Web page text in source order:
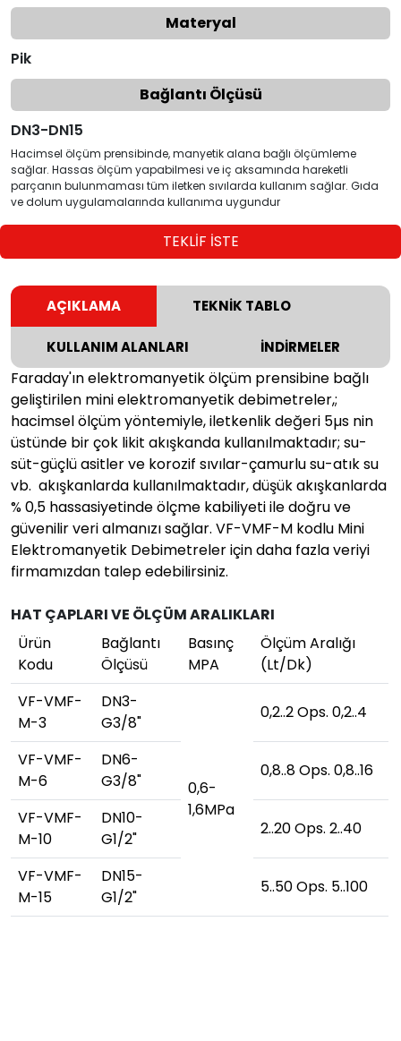
Materyal
Pik
Bağlantı Ölçüsü
DN3-DN15
Hacimsel ölçüm prensibinde, manyetik alana bağlı ölçümleme
sağlar. Hassas ölçüm yapabilmesi ve iç aksamında hareketli
parçanın bulunmaması tüm iletken sıvılarda kullanım sağlar. Gıda
ve dolum uygulamalarında kullanıma uygundur
TEKLİF İSTE
AÇIKLAMA TEKNİK TABLO
KULLANIM ALANLARI İNDİRMELER
Faraday'ın elektromanyetik ölçüm prensibine bağlı
geliştirilen mini elektromanyetik debimetreler,;
hacimsel ölçüm yöntemiyle, iletkenlik değeri 5µs nin
üstünde bir çok likit akışkanda kullanılmaktadır; su-
süt-güçlü asitler ve korozif sıvılar-çamurlu su-atık su
vb. akışkanlarda kullanılmaktadır, düşük akışkanlarda
% 0,5 hassasiyetinde ölçme kabiliyeti ile doğru ve
güvenilir veri almanızı sağlar. VF-VMF-M kodlu Mini
Elektromanyetik Debimetreler için daha fazla veriyi
firmamızdan talep edebilirsiniz.
HAT ÇAPLARI VE ÖLÇÜM ARALIKLARI
Ürün
Kodu
Bağlantı
Ölçüsü
Basınç
MPA
Ölçüm Aralığı
(Lt/Dk)
VF-VMF-
M-3
DN3-
G3/8"
0,6-
1,6MPa
0,2..2 Ops. 0,2..4
VF-VMF-
M-6
DN6-
G3/8"
0,8..8 Ops. 0,8..16
VF-VMF-
M-10
DN10-
G1/2"
2..20 Ops. 2..40
VF-VMF-
M-15
DN15-
G1/2"
5..50 Ops. 5..100